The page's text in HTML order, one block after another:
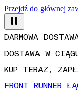
Przejdź do głównej
DARMOWA
DOSTAWA W
KUP TERAZ,
FRONT RUNNER